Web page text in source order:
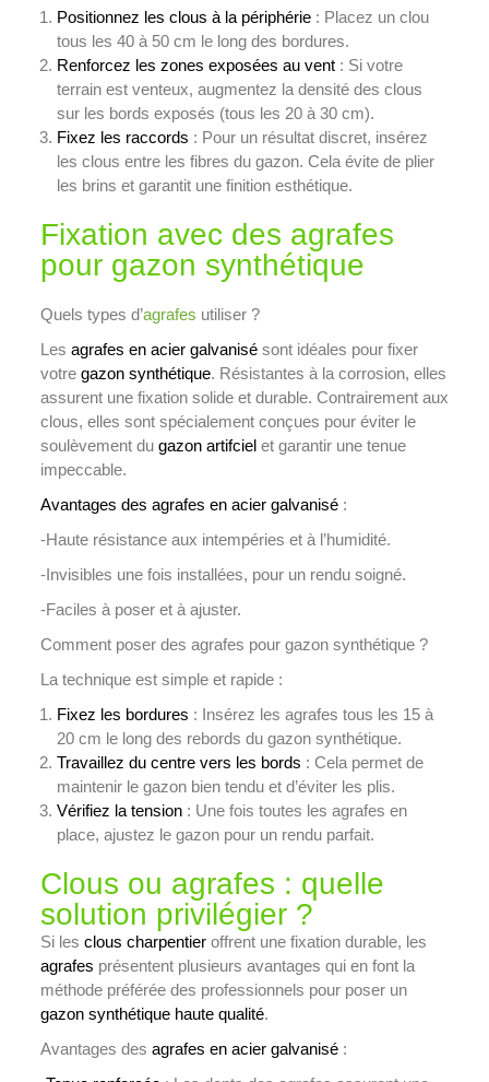
Positionnez les clous à la périphérie: Placez un clou
tous les 40 à 50 cm le long des bordures.
Renforcez les zones exposées au vent: Si votre
terrain est venteux, augmentez la densité des clous
sur les bords exposés (tous les 20 à 30 cm).
Fixez les raccords : Pour un résultat discret, insérez
les clous entre les fibres du gazon. Cela évite de plier
les brins et garantit une finition esthétique.
Fixation avec des agrafes
pour gazon synthétique
Quels types d’agrafes utiliser ?
Les agrafes en acier galvanisésont idéales pour fixer
votre gazon synthétique. Résistantes à la corrosion, elles
assurent une fixation solide et durable. Contrairement aux
clous, elles sont spécialement conçues pour éviter le
soulèvement du gazon artifcielet garantir une tenue
impeccable.
Avantages des agrafes en acier galvanisé:
-Haute résistance aux intempéries et à l’humidité.
-Invisibles une fois installées, pour un rendu soigné.
-Faciles à poser et à ajuster.
Comment poser des agrafes pour gazon synthétique ?
La technique est simple et rapide :
Fixez les bordures : Insérez les agrafes tous les 15 à
20 cm le long des rebords du gazon synthétique.
Travaillez du centre vers les bords : Cela permet de
maintenir le gazon bien tendu et d’éviter les plis.
Vérifiez la tension: Une fois toutes les agrafes en
place, ajustez le gazon pour un rendu parfait.
Clous ou agrafes : quelle
solution privilégier ?
Si les clous charpentieroffrent une fixation durable, les
agrafes présentent plusieurs avantages qui en font la
méthode préférée des professionnels pour poser un
gazon synthétique haute qualité.
Avantages des agrafes en acier galvanisé: